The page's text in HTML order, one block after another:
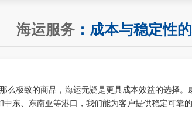
海运服务 ：成本与稳定性
么极致的商品，海运无疑是更具成本效益的选择
中东、东南亚等港口，我们能为客户提供稳定可靠